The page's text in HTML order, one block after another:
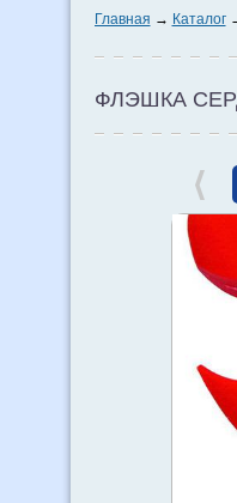
Главная Каталог
ФЛЭШКА